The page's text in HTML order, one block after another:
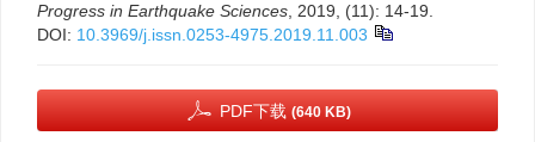
Progress in Earthquake Sciences , 2019, (11): 14-19.
DOI: 10.3969/j.issn.0253-4975.2019.11.003
PDF下载 (640 KB)